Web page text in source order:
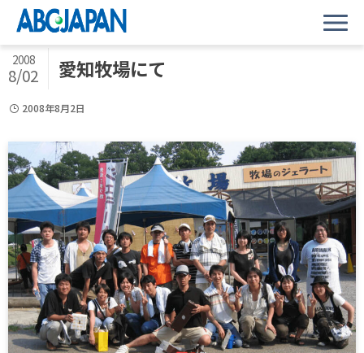
愛知牧場にて
2008
8/02
2008年8月2日